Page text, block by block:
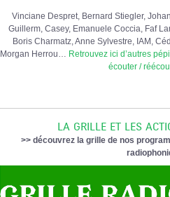
Vinciane Despret, Bernard Stiegler,
Guillerm, Casey, Emanuele Coccia, Faf
Boris Charmatz, Anne Sylvestre, IAM,
Morgan Herrou… Retrouvez ici d’autres
écouter /
LA GRILLE ET LES
>> découvrez la grille de nos